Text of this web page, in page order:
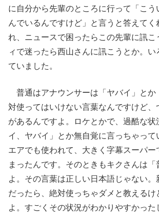
に自分から先輩のところに行って「こう
んでいるんですけど」と言うと答えてく
れ、ニュースで困ったらこの先輩に訊こ
ィで迷ったら西山さんに訊こうとか。い
ていました。
普通はアナウンサーは「ヤバイ」とか
対使ってはいけない言葉なんですけど、
があるんですよ。ロケとかで、過酷な状
イ、ヤバイ」とか無自覚に言っちゃって
エアでも使われて、大きく字幕スーパー
まったんです。そのときもキクさんは
よ。その言葉は正しい日本語じゃない。
だったら、絶対使っちゃダメと教えるけ
よ。すごくその状況がわかりやすかった